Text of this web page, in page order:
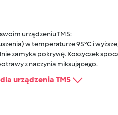
urządzeniu TM5:
w temperaturze 95°C i
zamyka pokrywę. Koszyczek
z naczynia miksującego.
urządzenia TM5